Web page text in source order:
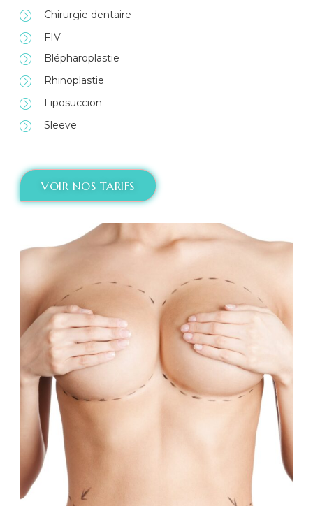
Chirurgie dentaire
FIV
Blépharoplastie
Rhinoplastie
Liposuccion
Sleeve
VOIR NOS TARIFS